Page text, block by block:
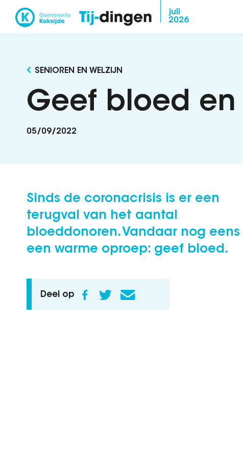
Overslaan
juli
2026
SENIOREN EN WELZIJN
Geef bloed en
05/09/2022
Sinds de coronacrisis is er een
terugval van het aantal
bloeddonoren. Vandaar nog eens
een warme oproep: geef bloed.
Deel op